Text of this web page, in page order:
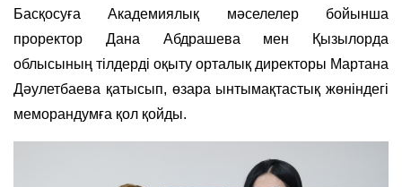
Басқосуға Академиялық мәселелер бойынша
проректор Дана Абдрашева мен Қызылорда
облысының тілдерді оқыту орталық директоры Мартана
Дәулетбаева қатысып, өзара ынтымақтастық жөніндегі
меморандумға қол қойды.